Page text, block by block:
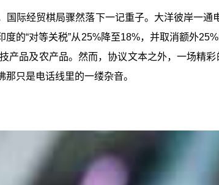
国际经贸棋局骤然落下一记重子。大洋彼岸一通
的“对等关税”从25%降至18%，并取消额外
产品及农产品。然而，协议文本之外，一场精
只是电话线里的一缕杂音。